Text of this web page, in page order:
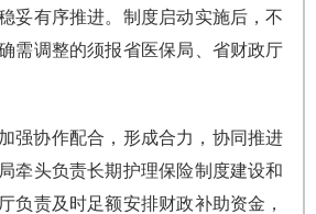
妥有序推进。制度启动实施后，不
需调整的须报省医保局、省财政厅
强协作配合，形成合力，协同推进
牵头负责长期护理保险制度建设和
负责及时足额安排财政补助资金，